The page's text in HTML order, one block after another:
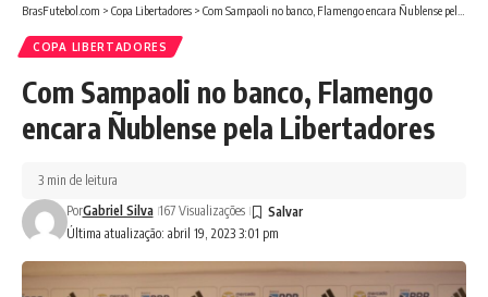
BrasFutebol.com > Copa Libertadores > Com Sampaoli no banco, Flamengo encara Ñublense pela Libertadores
COPA LIBERTADORES
Com Sampaoli no banco, Flamengo
encara Ñublense pela Libertadores
Última atualização: abril 19, 2023 3:01 pm
PorGabriel Silva 167 Visualizações
3 min de leitura